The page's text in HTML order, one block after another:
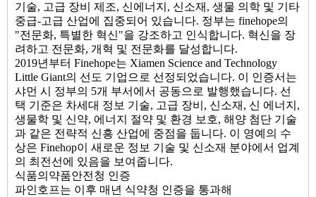
기술, 고급 장비 제조, 신에너지, 신소재, 생물 의학 및 기타
중급-고급 산업에 집중되어 있습니다. 정부는 finehope의
"전문화, 특별한 혁신"을 강조하고 인식합니다. 혁신을 장
려하고 전문화, 개혁 및 전문화를 달성합니다.
2019년부터 Finehope는 Xiamen Science and Technology
Little Giant의 선도 기업으로 선정되었습니다. 이 인증서는
샤먼 시 정부의 5개 부서에서 공동으로 발행했습니다. 선
택 기준은 차세대 정보 기술, 고급 장비, 신소재, 신 에너지,
생물학 및 신약, 에너지 절약 및 환경 보호, 해양 첨단 기술
과 같은 전략적 신흥 산업에 중점을 둡니다. 이 영예의 수
상은 Finehop이 새로운 정보 기술 및 신소재 분야에서 업계
의 최전선에 있음을 보여줍니다.
식품의약품안전청 인증
파인호프는 이후 매년 식약청 인증을 통과해